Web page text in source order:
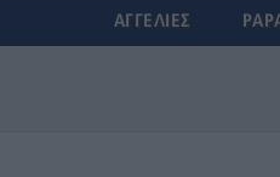
Around The World
ΑΓΓΕΛΙΕΣ